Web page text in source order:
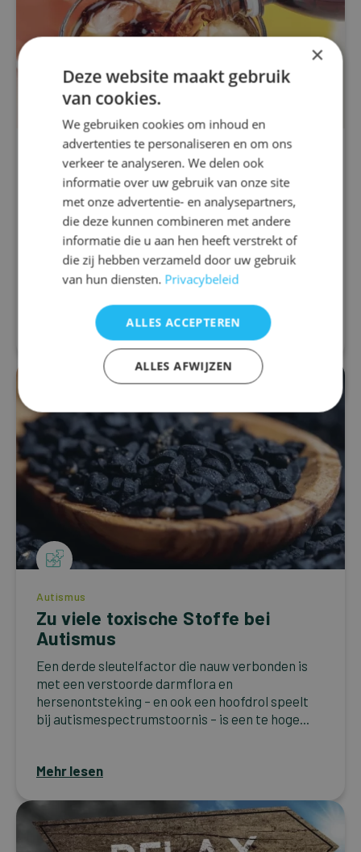
Autismus
Probleme mit dem
Blutzuckerspiegel bei Autismus
Sehr viele Kinder und Erwachsene mit Autismus
haben Schwierigkeiten, den Blutzuckerspiegel
im Gleichgewicht zu halten. Sowohl ein zu hoher,
zu niedriger als auch ein stark...
Mehr lesen
Autismus
Zu viele toxische Stoffe bei
Autismus
Een derde sleutelfactor die nauw verbonden is
met een verstoorde darmflora en
hersenontsteking – en ook een hoofdrol speelt
bij autismespectrumstoornis – is een te hoge...
Mehr lesen
×
Deze website maakt gebruik
van cookies.
We gebruiken cookies om inhoud en
advertenties te personaliseren en om ons
verkeer te analyseren. We delen ook
informatie over uw gebruik van onze site
met onze advertentie- en analysepartners,
die deze kunnen combineren met andere
informatie die u aan hen heeft verstrekt of
die zij hebben verzameld door uw gebruik
van hun diensten. Privacybeleid
ALLES ACCEPTEREN
ALLES AFWIJZEN